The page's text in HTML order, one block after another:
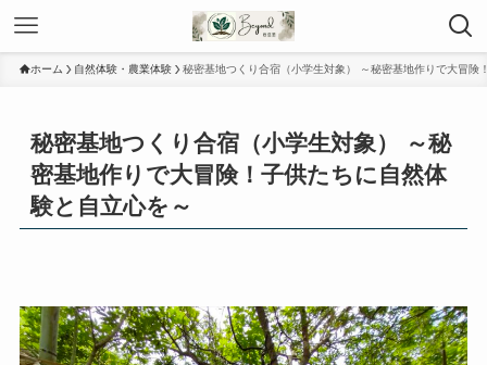
ホーム 自然体験・農業体験 秘密基地つくり合宿（小学生対象） ～秘密基地作りで大冒険
秘密基地つくり合宿（小学生対象） ～秘
密基地作りで大冒険！子供たちに自然体
験と自立心を～